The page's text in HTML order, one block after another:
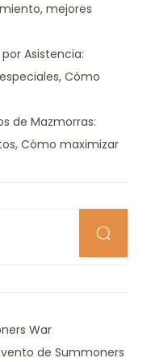
mejores
Asistencia:
Cómo
de Mazmorras:
Cómo maximizar
War
de Summoners